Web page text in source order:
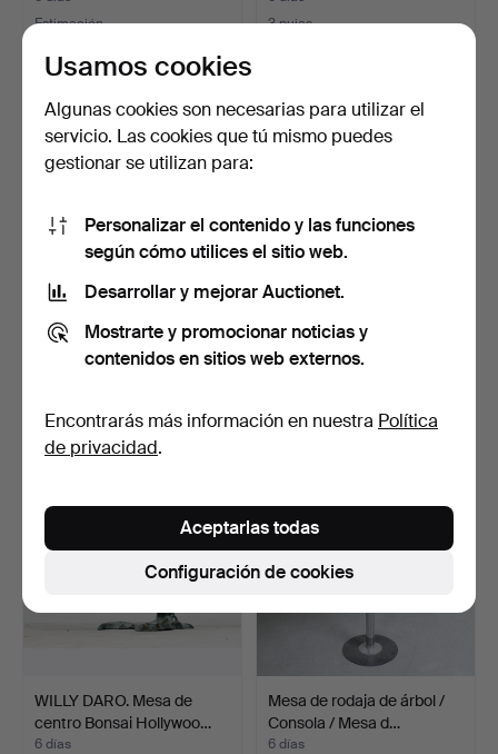
Estimación
3 pujas
Escritorio de señora /
secreter estilo roc…
174 USD
Mesa de roble macizo con
cajón.
6 días
93 USD
WILLY DARO. Mesa de
centro Bonsai Hollywoo…
6 días
Mesa de rodaja de árbol /
Consola / Mesa d…
6 días
Usamos cookies
Algunas cookies son necesarias para utilizar el
servicio. Las cookies que tú mismo puedes
gestionar se utilizan para:
Personalizar el contenido y las funciones
según cómo utilices el sitio web.
Desarrollar y mejorar Auctionet.
Mostrarte y promocionar noticias y
contenidos en sitios web externos.
Encontrarás más información en nuestra Política
de privacidad.
Configuración de cookies
Aceptarlas todas